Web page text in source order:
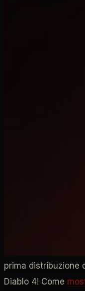
prima distribuzione
Diablo 4! Come